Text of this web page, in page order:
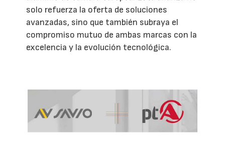
solo refuerza la oferta de soluciones
avanzadas, sino que también subraya el
compromiso mutuo de ambas marcas con la
excelencia y la evolución tecnológica.